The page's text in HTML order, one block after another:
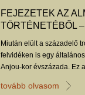
FEJEZETEK AZ
TÖRTÉNETÉBŐL
Miután elült a századelő
felvidéken is egy
Anjou-kor évszázada. Ez
újabb tanulmánya.
tovább olvasom